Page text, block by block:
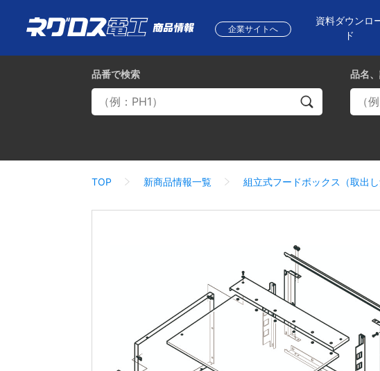
企業サイトへ
資料ダウンロ
ド
品番で検索 品名
TOP 新商品情報一覧 組立式フードボックス（取出し